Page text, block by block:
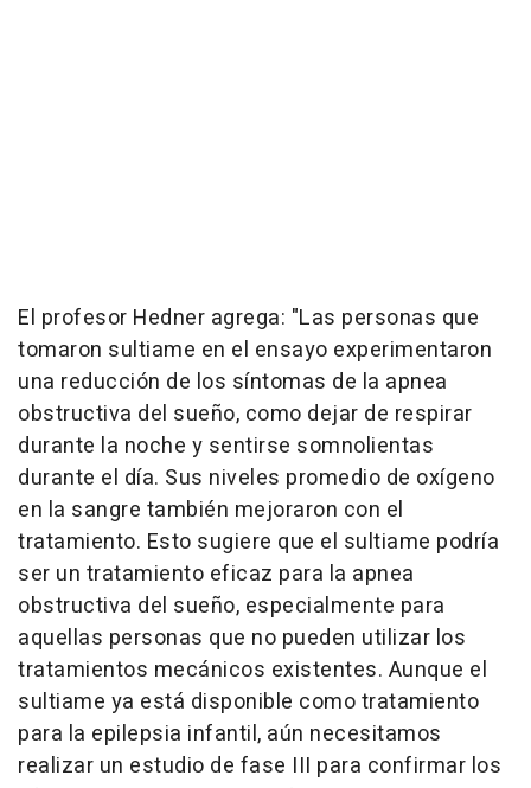
El profesor Hedner agrega: "Las personas que
tomaron sultiame en el ensayo experimentaron
una reducción de los síntomas de la apnea
obstructiva del sueño, como dejar de respirar
durante la noche y sentirse somnolientas
durante el día. Sus niveles promedio de oxígeno
en la sangre también mejoraron con el
tratamiento. Esto sugiere que el sultiame podría
ser un tratamiento eficaz para la apnea
obstructiva del sueño, especialmente para
aquellas personas que no pueden utilizar los
tratamientos mecánicos existentes. Aunque el
sultiame ya está disponible como tratamiento
para la epilepsia infantil, aún necesitamos
realizar un estudio de fase III para confirmar los